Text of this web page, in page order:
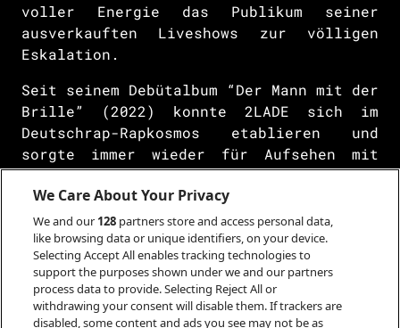
voller Energie das Publikum seiner
ausverkauften Liveshows zur völligen
Eskalation.
Seit seinem Debütalbum “Der Mann mit der
Brille” (2022) konnte 2LADE sich im
Deutschrap-Rapkosmos etablieren und
sorgte immer wieder für Aufsehen mit
Singles wie „Superman“, „Bloodrave“ oder
wie zuletzt auch mit neuem smoothem
Sound wie „Ohrwurm“.
Generell dominiert eine düstere
Atmosphäre sowie rave-artige
Instrumentals, welche an die Marvel-
Verfilmung "Blade" mit Wesley Snipes
We Care About Your Privacy
We and our 128 partners store and access personal data,
like browsing data or unique identifiers, on your device.
Selecting Accept All enables tracking technologies to
support the purposes shown under we and our partners
process data to provide. Selecting Reject All or
withdrawing your consent will disable them. If trackers are
disabled, some content and ads you see may not be as